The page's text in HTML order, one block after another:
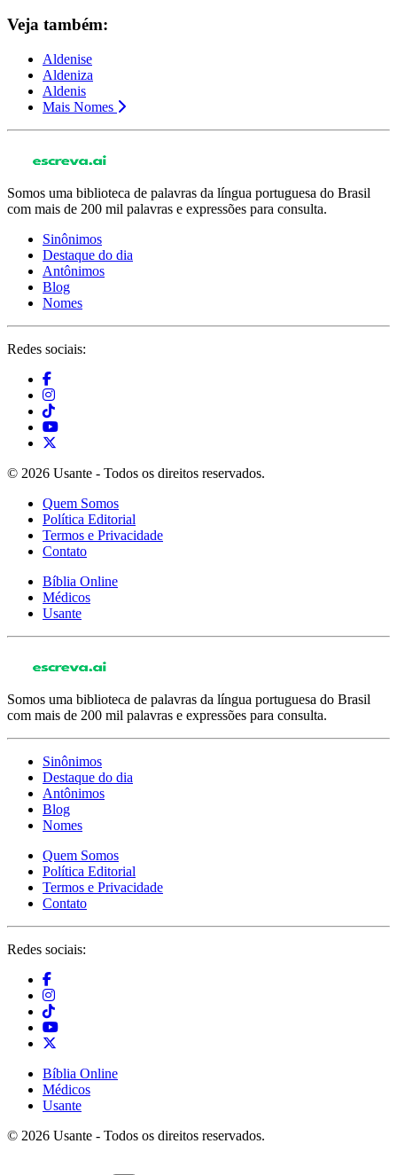
Veja também:
Aldenise
Aldeniza
Aldenis
Mais Nomes
Somos uma biblioteca de palavras da língua portuguesa do Brasil
com mais de 200 mil palavras e expressões para consulta.
Sinônimos
Destaque do dia
Antônimos
Blog
Nomes
Redes sociais:
© 2026 Usante - Todos os direitos reservados.
Quem Somos
Política Editorial
Termos e Privacidade
Contato
Bíblia Online
Médicos
Usante
Somos uma biblioteca de palavras da língua portuguesa do Brasil
com mais de 200 mil palavras e expressões para consulta.
Sinônimos
Destaque do dia
Antônimos
Blog
Nomes
Quem Somos
Política Editorial
Termos e Privacidade
Contato
Redes sociais:
Bíblia Online
Médicos
Usante
© 2026 Usante - Todos os direitos reservados.